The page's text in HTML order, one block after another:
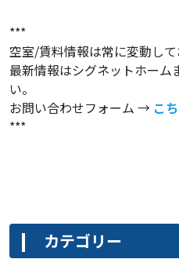
***
空室/賃料情報は常に変動して
最新情報はシグネットホーム
い。
お問い合わせフォーム → こ
***
カテゴリー